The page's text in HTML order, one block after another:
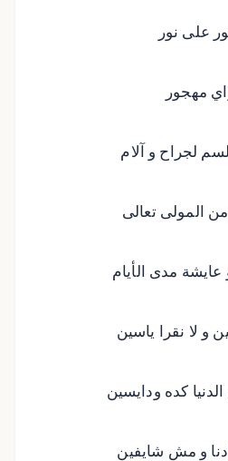
على نور
مهجور
لجراح و آلام
المولى تعالى
مدى الأيام
و لا نقرا ياسين
كده ودايسين
و مش شايفين